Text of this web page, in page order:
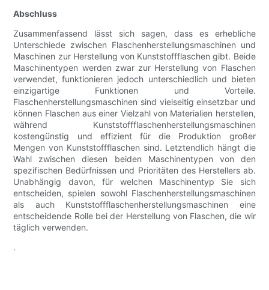
Abschluss
Zusammenfassend lässt sich sagen, dass es erhebliche
Unterschiede zwischen Flaschenherstellungsmaschinen und
Maschinen zur Herstellung von Kunststoffflaschen gibt. Beide
Maschinentypen werden zwar zur Herstellung von Flaschen
verwendet, funktionieren jedoch unterschiedlich und bieten
einzigartige Funktionen und Vorteile.
Flaschenherstellungsmaschinen sind vielseitig einsetzbar und
können Flaschen aus einer Vielzahl von Materialien herstellen,
während Kunststoffflaschenherstellungsmaschinen
kostengünstig und effizient für die Produktion großer
Mengen von Kunststoffflaschen sind. Letztendlich hängt die
Wahl zwischen diesen beiden Maschinentypen von den
spezifischen Bedürfnissen und Prioritäten des Herstellers ab.
Unabhängig davon, für welchen Maschinentyp Sie sich
entscheiden, spielen sowohl Flaschenherstellungsmaschinen
als auch Kunststoffflaschenherstellungsmaschinen eine
entscheidende Rolle bei der Herstellung von Flaschen, die wir
täglich verwenden.
.